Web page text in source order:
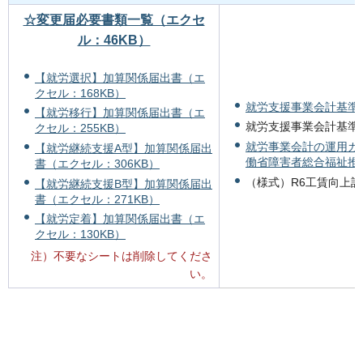
☆変更届必要書類一覧（エクセ
ル：46KB）
【就労選択】加算関係届出書（エ
クセル：168KB）
【就労移行】加算関係届出書（エ
クセル：255KB）
【就労継続支援A型】加算関係届出
書（エクセル：306KB）
【就労継続支援B型】加算関係届出
書（エクセル：271KB）
【就労定着】加算関係届出書（エ
クセル：130KB）
注）不要なシートは削除してくださ
い。
就労支援事業会計基準
就労支援事業会計基準
就労事業会計の運用
働省障害者総合福祉
（様式）R6工賃向上